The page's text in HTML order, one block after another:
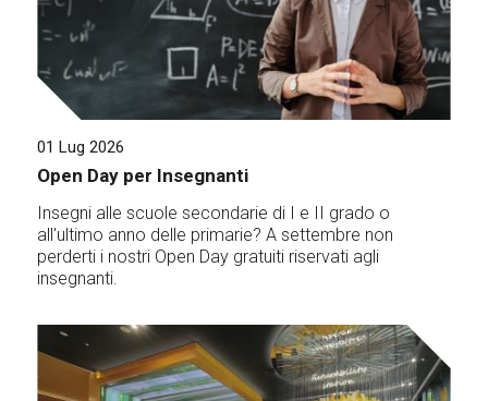
01 Lug 2026
Open Day per Insegnanti
Insegni alle scuole secondarie di I e II grado o
all'ultimo anno delle primarie? A settembre non
perderti i nostri Open Day gratuiti riservati agli
insegnanti.